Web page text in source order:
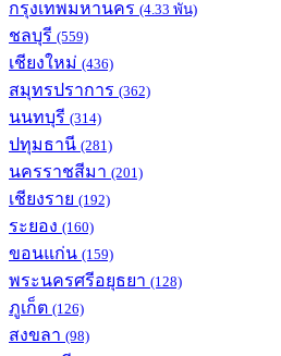
กรุงเทพมหานคร (4.33 พัน)
ชลบุรี (559)
เชียงใหม่ (436)
สมุทรปราการ (362)
นนทบุรี (314)
ปทุมธานี (281)
นครราชสีมา (201)
เชียงราย (192)
ระยอง (160)
ขอนแก่น (159)
พระนครศรีอยุธยา (128)
ภูเก็ต (126)
สงขลา (98)